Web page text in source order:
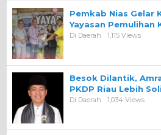
Pemkab Nias Gelar
Yayasan Pemulihan
Di Daerah 1,115 Views
Besok Dilantik,
PKDP Riau Lebih
Di Daerah 1,034 Views